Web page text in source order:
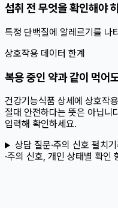
섭취 전 무엇을 확인해야
특정 단백질에 알레르기를 나
상호작용 데이터 한계
복용 중인 약과 같이 먹어
건강기능식품 상세에 상호작
절대 안전하다는 뜻은 아닙니
입력해 확인하세요.
상담 질문·주의 신호 펼치기
·주의 신호, 개인 상태별 확인